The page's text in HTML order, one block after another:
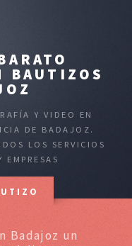
BAUTIZOS
Y VIDEO EN
DE BADAJOZ.
LOS SERVICIOS
EMPRESAS
Badajoz un